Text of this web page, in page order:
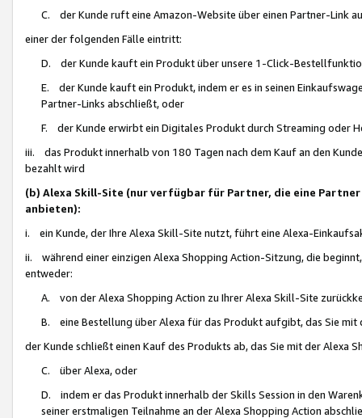
C. der Kunde ruft eine Amazon-Website über einen Partner-Link
einer der folgenden Fälle eintritt:
D. der Kunde kauft ein Produkt über unsere 1-Click-
E. der Kunde kauft ein Produkt, indem er es in seinen
Partner-Links abschließt, oder
F. der Kunde erwirbt ein Digitales Produkt durch Streaming oder
iii. das Produkt innerhalb von 180 Tagen nach dem Kauf an den
bezahlt wird
(b) Alexa Skill-Site (nur verfügbar für Partner, die eine
anbieten):
i. ein Kunde, der Ihre Alexa Skill-Site nutzt, führt eine Alexa-
ii. während einer einzigen Alexa Shopping Action-Sitzung, die
entweder:
A. von der Alexa Shopping Action zu Ihrer Alexa Skill-Site
B. eine Bestellung über Alexa für das Produkt aufgibt, das Sie mit
der Kunde schließt einen Kauf des Produkts ab, das Sie mit der Alexa
C. über Alexa, oder
D. indem er das Produkt innerhalb der Skills Session in den
seiner erstmaligen Teilnahme an der Alexa Shopping Action